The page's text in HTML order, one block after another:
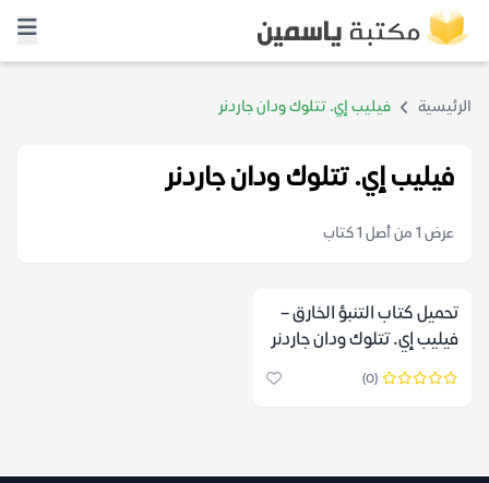
الرئيسية فيليب إي. تتلوك ودان جاردنر
فيليب إي. تتلوك ودان جاردنر
عرض 1 من أصل 1 كتاب
تحميل كتاب التنبؤ الخارق –
فيليب إي. تتلوك ودان جاردنر
(0)